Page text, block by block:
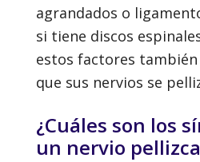
agrandados o
si tiene discos
estos factores
que sus nervios se
¿Cuáles son los
un nervio